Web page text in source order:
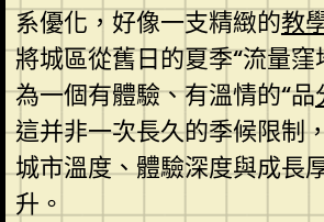
系優化，好像一支精緻的教
將城區從舊日的夏季“流量窪
為一個有體驗、有溫情的“品
這并非一次長久的季候限制
城市溫度、體驗深度與成長
升。